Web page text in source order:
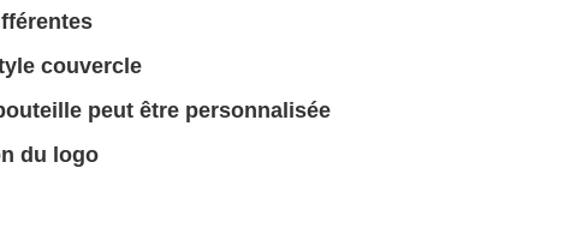
couvercle
peut être personnalisée
du logo